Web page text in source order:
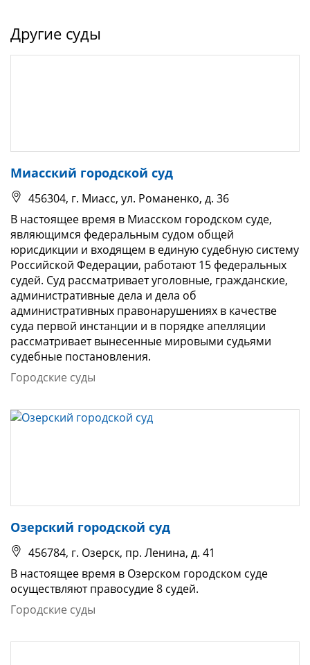
Другие суды
Миасский городской суд
456304, г. Миасс, ул. Романенко, д. 36
В настоящее время в Миасском городском суде,
являющимся федеральным судом общей
юрисдикции и входящем в единую судебную систему
Российской Федерации, работают 15 федеральных
судей. Суд рассматривает уголовные, гражданские,
административные дела и дела об
административных правонарушениях в качестве
суда первой инстанции и в порядке апелляции
рассматривает вынесенные мировыми судьями
судебные постановления.
Городские суды
Озерский городской суд
456784, г. Озерск, пр. Ленина, д. 41
В настоящее время в Озерском городском суде
осуществляют правосудие 8 судей.
Городские суды